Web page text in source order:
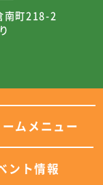
南町218-2
ムメニュー
ント情報